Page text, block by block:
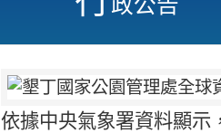
依據中央氣象署資料顯示